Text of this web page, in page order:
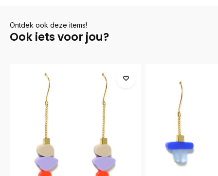
Ontdek ook deze items!
Ook iets voor jou?